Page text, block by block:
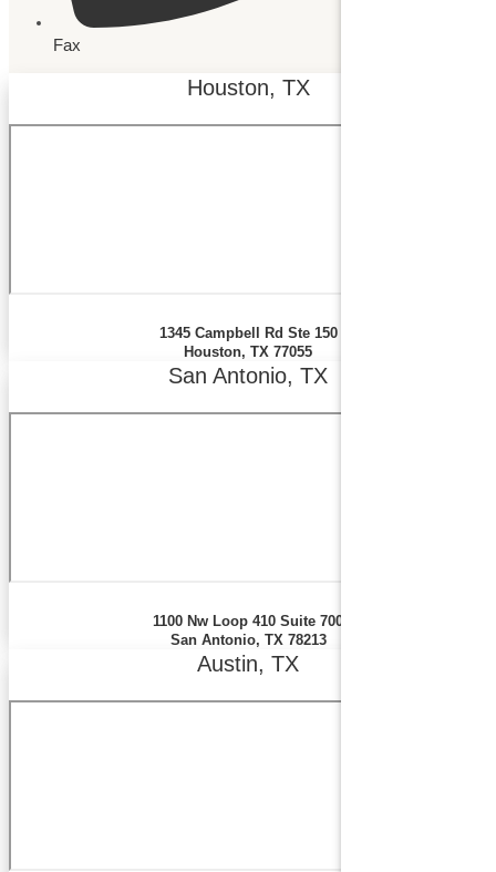
Fax
Houston, TX
1345 Campbell Rd Ste 150
Houston, TX 77055
San Antonio, TX
1100 Nw Loop 410 Suite 700
San Antonio, TX 78213
Austin, TX